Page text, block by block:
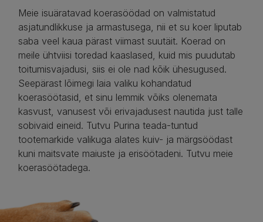
Meie isuäratavad koerasöödad on valmistatud
asjatundlikkuse ja armastusega, nii et su koer liputab
saba veel kaua pärast viimast suutäit. Koerad on
meile ühtviisi toredad kaaslased, kuid mis puudutab
toitumisvajadusi, siis ei ole nad kõik ühesugused.
Seepärast lõimegi laia valiku kohandatud
koerasöötasid, et sinu lemmik võiks olenemata
kasvust, vanusest või erivajadusest nautida just talle
sobivaid eineid. Tutvu Purina teada-tuntud
tootemarkide valikuga alates kuiv- ja märgsöödast
kuni maitsvate maiuste ja erisöötadeni. Tutvu meie
koerasöötadega.